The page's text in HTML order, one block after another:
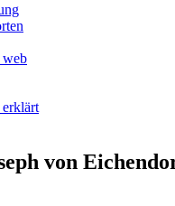
erklärt
von